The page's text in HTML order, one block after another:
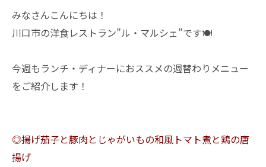
みなさんこんにちは！
川口市の洋食レストラン”ル・マルシェ”です🍽
今週もランチ・ディナーにおススメの週替わりメニュー
をご紹介します！
◎揚げ茄子と豚肉とじゃがいもの和風トマト煮と鶏の唐
揚げ